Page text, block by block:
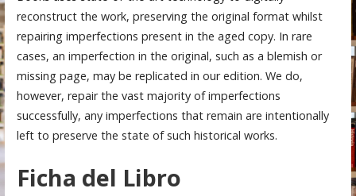
reconstruct the work, preserving the original format whilst
repairing imperfections present in the aged copy. In rare
cases, an imperfection in the original, such as a blemish or
missing page, may be replicated in our edition. We do,
however, repair the vast majority of imperfections
successfully, any imperfections that remain are intentionally
left to preserve the state of such historical works.
Ficha del Libro